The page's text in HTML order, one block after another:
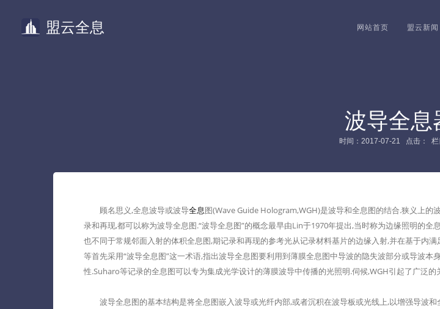
盟云全息 网站首页 盟云新闻
波导全息
时间：2017-07-21 点击： 栏
顾名思义,全息波导或波导全息图(Wave Guide Hologram,WGH)是波导和全息图的结合.狭义上
录和再现,都可以称为波导全息图.“波导全息图”的概念最早由Lin于1970年提出,当时称为边缘照明的
也不同于常规邻面入射的体积全息图,期记录和再现的参考光从记录材料基片的边缘入射,并在基于内
等首先采用“波导全息图”这一术语,指出波导全息图要利用到薄膜全息图中导波的隐失波部分或导波
性.Suharo等记录的全息图可以专为集成光学设计的薄膜波导中传播的光照明.伺候,WGH引起了广泛的
波导全息图的基本结构是将全息图嵌入波导或光纤内部,或者沉积在波导板或光线上,以增强导波